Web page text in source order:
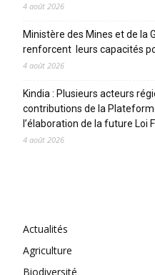
4 août 2026
Ministère des Mines et de la
renforcent leurs capacités
4 août 2026
Kindia : Plusieurs acteurs
contributions de la
l’élaboration de la future Loi
4 août 2026
Actualités
Agriculture
Biodiversité